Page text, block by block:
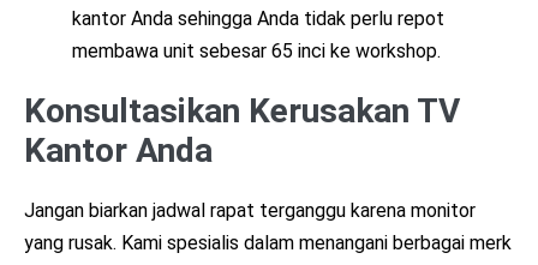
kantor Anda sehingga Anda tidak perlu repot
membawa unit sebesar 65 inci ke workshop.
Konsultasikan Kerusakan TV
Kantor Anda
Jangan biarkan jadwal rapat terganggu karena monitor
yang rusak. Kami spesialis dalam menangani berbagai merk